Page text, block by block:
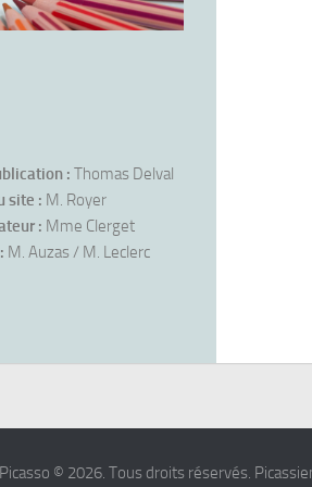
: Thomas Delval
site : M. Royer
: Mme Clerget
M. Auzas / M. Leclerc
© 2026. Tous droits réservés.